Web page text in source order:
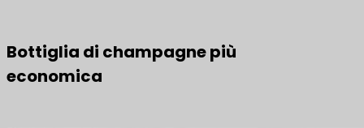
Bottiglia di champagne più
economica